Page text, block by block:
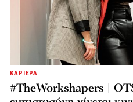
ΚΑΡΙΕΡΑ
#TheWorkshapers |